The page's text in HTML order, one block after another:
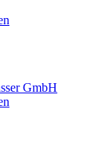
GmbH